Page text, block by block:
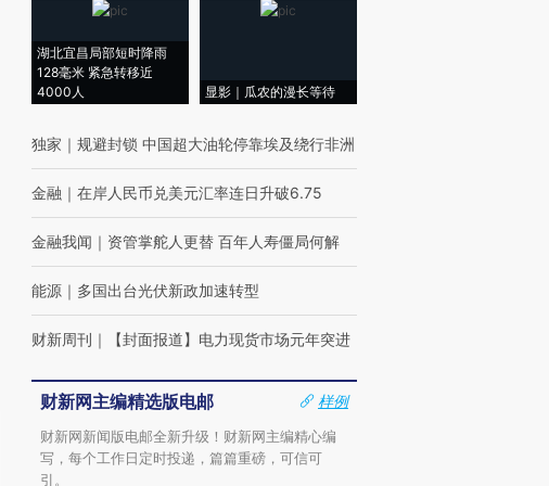
湖北宜昌局部短时降雨
128毫米 紧急转移近
4000人
显影｜瓜农的漫长等待
独家 ｜ 规避封锁 中国超大油轮停靠埃及绕行非洲
金融 ｜ 在岸人民币兑美元汇率连日升破6.75
金融我闻 ｜ 资管掌舵人更替 百年人寿僵局何解
能源 ｜ 多国出台光伏新政加速转型
财新周刊 ｜ 【封面报道】电力现货市场元年突进
财新网主编精选版电邮
样例
财新网新闻版电邮全新升级！财新网主编精心编
写，每个工作日定时投递，篇篇重磅，可信可
引。